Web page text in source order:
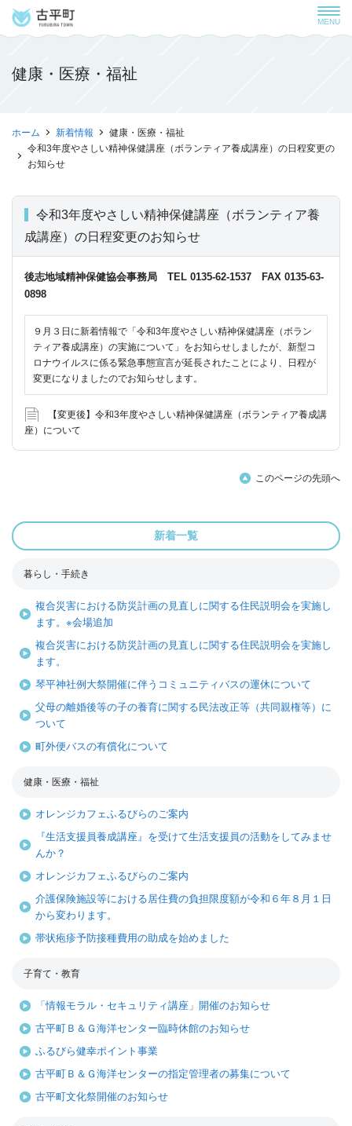
MENU
健康・医療・福祉
ホーム 新着情報
健康・医療・福祉
令和3年度やさしい精神保健講座（ボランティア養成講座）の日程変更の
お知らせ
令和3年度やさしい精神保健講座（ボランティア養
成講座）の日程変更のお知らせ
後志地域精神保健協会事務局 TEL 0135-62-1537 FAX 0135-63-
0898
９月３日に新着情報で「令和3年度やさしい精神保健講座（ボラン
ティア養成講座）の実施について」をお知らせしましたが、新型コ
ロナウイルスに係る緊急事態宣言が延長されたことにより、日程が
変更になりましたのでお知らせします。
【変更後】令和3年度やさしい精神保健講座（ボランティア養成講
座）について
このページの先頭へ
新着一覧
暮らし・手続き
複合災害における防災計画の見直しに関する住民説明会を実施し
ます。※会場追加
複合災害における防災計画の見直しに関する住民説明会を実施し
ます。
琴平神社例大祭開催に伴うコミュニティバスの運休について
父母の離婚後等の子の養育に関する民法改正等（共同親権等）に
ついて
町外便バスの有償化について
健康・医療・福祉
オレンジカフェふるびらのご案内
『生活支援員養成講座』を受けて生活支援員の活動をしてみませ
んか？
オレンジカフェふるびらのご案内
介護保険施設等における居住費の負担限度額が令和６年８月１日
から変わります。
帯状疱疹予防接種費用の助成を始めました
子育て・教育
「情報モラル・セキュリティ講座」開催のお知らせ
古平町Ｂ＆Ｇ海洋センター臨時休館のお知らせ
ふるびら健幸ポイント事業
古平町Ｂ＆Ｇ海洋センターの指定管理者の募集について
古平町文化祭開催のお知らせ